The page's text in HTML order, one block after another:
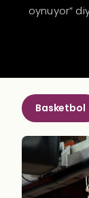
oynuyor”
Basketbol